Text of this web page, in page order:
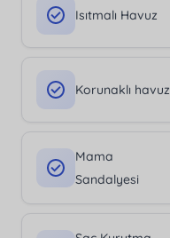
Isıtmalı Havuz
Korunaklı havuz
Mama
Sandalyesi